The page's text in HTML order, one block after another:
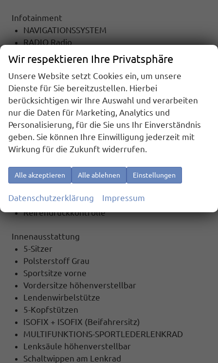
Infotainment
NAVIGATIONSSYSTEM
RADIO Radio
TOUCHSCREEN
Radiobedienung am Lenkrad
DAB
Apple Car Play
Android Auto
Freisprecheinrichtung
Bluetooth
Sicherheit
Notrufsystem
el. Wegfahrsperre
Reifendruckkontrolle
Innenausstattung
5-Sitzer
Polsterstoff Grau
Sportsitze vorne
Vordersitze höhenverstellbar
Lendenwirbelstütze
5-Kopfstützen
ISOFIX + ISOFIX (Beifahrersitz)
MULTIFUNKTIONS-SPORTLEDERLENKRAD
Lenksäule höhenverstellbar
Schaltwippen am Lenkrad
Wir respektieren Ihre Privatsphäre
Unsere Website setzt Cookies ein, um unsere
Dienste für Sie bereitzustellen. Hierbei
berücksichtigen wir Ihre Auswahl und verarbeiten
nur die Daten für Marketing, Analytics und
Personalisierung, für die Sie uns Ihr Einverständnis
geben. Sie können Ihre Einwilligung jederzeit mit
Wirkung für die Zukunft widerrufen.
Alle akzeptieren Alle ablehnen Einstellungen
Datenschutzerklärung Impressum